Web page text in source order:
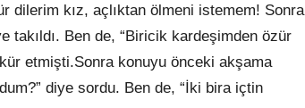
dilerim kız, açlıktan ölmeni istemem! Sonra
takıldı. Ben de, “Biricik kardeşimden özür
etmişti.Sonra konuyu önceki akşama
diye sordu. Ben de, “İki bira içtin